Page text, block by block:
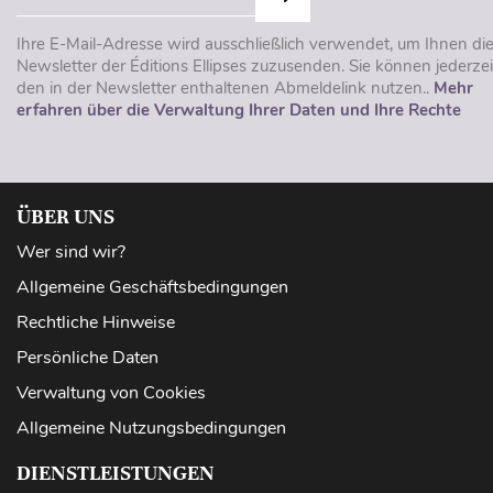
Ihre E-Mail-Adresse wird ausschließlich verwendet, um Ihnen die
Newsletter der Éditions Ellipses zuzusenden. Sie können
den in der Newsletter enthaltenen Abmeldelink nutzen.. Mehr
erfahren über die Verwaltung Ihrer Daten und Ihre Rechte
ÜBER UNS
Wer sind wir?
Allgemeine Geschäftsbedingungen
Rechtliche Hinweise
Persönliche Daten
Verwaltung von Cookies
Allgemeine Nutzungsbedingungen
DIENSTLEISTUNGEN